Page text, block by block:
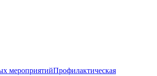
мероприятийПрофилактическая